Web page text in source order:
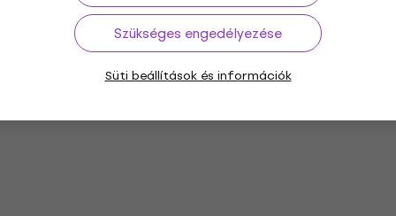
Szükséges engedélyezése
Süti beállítások és információk